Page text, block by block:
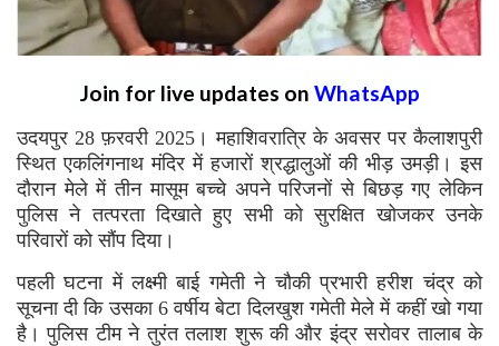
Join for live updates on WhatsApp
उदयपुर 28 फ़रवरी 2025। महाशिवरात्रि के अवसर पर कैलाशपुरी
स्थित एकलिंगनाथ मंदिर में हजारों श्रद्धालुओं की भीड़ उमड़ी। इस
दौरान मेले में तीन मासूम बच्चे अपने परिजनों से बिछड़ गए लेकिन
पुलिस ने तत्परता दिखाते हुए सभी को सुरक्षित खोजकर उनके
परिवारों को सौंप दिया।
पहली घटना में लक्ष्मी बाई गमेती ने चौकी प्रभारी हरीश चंद्र को
सूचना दी कि उसका 6 वर्षीय बेटा दिलखुश गमेती मेले में कहीं खो गया
है। पुलिस टीम ने तुरंत तलाश शुरू की और इंद्र सरोवर तालाब के